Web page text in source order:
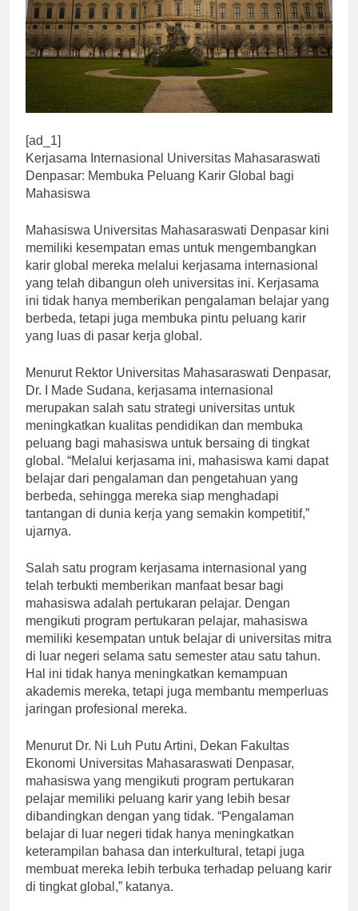
[ad_1]
Kerjasama Internasional Universitas Mahasaraswati
Denpasar: Membuka Peluang Karir Global bagi
Mahasiswa
Mahasiswa Universitas Mahasaraswati Denpasar kini
memiliki kesempatan emas untuk mengembangkan
karir global mereka melalui kerjasama internasional
yang telah dibangun oleh universitas ini. Kerjasama
ini tidak hanya memberikan pengalaman belajar yang
berbeda, tetapi juga membuka pintu peluang karir
yang luas di pasar kerja global.
Menurut Rektor Universitas Mahasaraswati Denpasar,
Dr. I Made Sudana, kerjasama internasional
merupakan salah satu strategi universitas untuk
meningkatkan kualitas pendidikan dan membuka
peluang bagi mahasiswa untuk bersaing di tingkat
global. “Melalui kerjasama ini, mahasiswa kami dapat
belajar dari pengalaman dan pengetahuan yang
berbeda, sehingga mereka siap menghadapi
tantangan di dunia kerja yang semakin kompetitif,”
ujarnya.
Salah satu program kerjasama internasional yang
telah terbukti memberikan manfaat besar bagi
mahasiswa adalah pertukaran pelajar. Dengan
mengikuti program pertukaran pelajar, mahasiswa
memiliki kesempatan untuk belajar di universitas mitra
di luar negeri selama satu semester atau satu tahun.
Hal ini tidak hanya meningkatkan kemampuan
akademis mereka, tetapi juga membantu memperluas
jaringan profesional mereka.
Menurut Dr. Ni Luh Putu Artini, Dekan Fakultas
Ekonomi Universitas Mahasaraswati Denpasar,
mahasiswa yang mengikuti program pertukaran
pelajar memiliki peluang karir yang lebih besar
dibandingkan dengan yang tidak. “Pengalaman
belajar di luar negeri tidak hanya meningkatkan
keterampilan bahasa dan interkultural, tetapi juga
membuat mereka lebih terbuka terhadap peluang karir
di tingkat global,” katanya.